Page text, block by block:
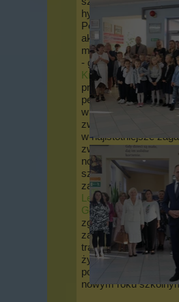
hymnu
Polskiej - do której
akompaniował
muzyki Pan Julian
- głos zabrał Pan
Krzysztof Bugajny ,
przedstawił nową (i
pedagogiczną, a
wprowadził
zwłaszcza rodziców
w najistotniejsze
związane z
nowego roku nauki w
szkole. Ponadto
zaszczycił nas
Leszek Ochrymczuk
Gminy Żagań
zgromadzonym m.in.
zagadnienia związane
transportem do
życząc obecnym
pomyślności i
nowym roku